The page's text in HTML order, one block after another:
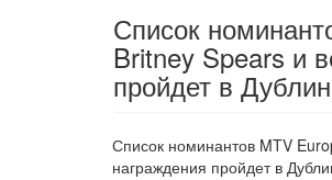
Список
Britney Spears и
пройдет в
Список номинантов MTV
награждения пройдет в